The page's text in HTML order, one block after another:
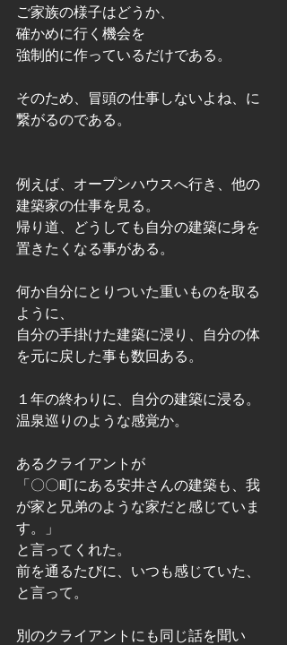
ご家族の様子はどうか、
確かめに行く機会を
強制的に作っているだけである。
そのため、冒頭の仕事しないよね、に
繋がるのである。
例えば、オープンハウスへ行き、他の
建築家の仕事を見る。
帰り道、どうしても自分の建築に身を
置きたくなる事がある。
何か自分にとりついた重いものを取る
ように、
自分の手掛けた建築に浸り、自分の体
を元に戻した事も数回ある。
１年の終わりに、自分の建築に浸る。
温泉巡りのような感覚か。
あるクライアントが
「〇〇町にある安井さんの建築も、我
が家と兄弟のような家だと感じていま
す。」
と言ってくれた。
前を通るたびに、いつも感じていた、
と言って。
別のクライアントにも同じ話を聞い